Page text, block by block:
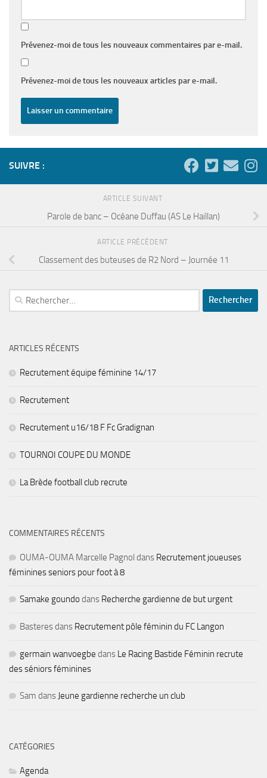
Prévenez-moi de tous les nouveaux commentaires par e-mail.
Prévenez-moi de tous les nouveaux articles par e-mail.
SUIVRE :
ARTICLE SUIVANT
Parole de banc – Océane Duffau (AS Le Haillan)
ARTICLE PRÉCÉDENT
Classement des buteuses de R2 Nord – Journée 11
Rechercher :
ARTICLES RÉCENTS
Recrutement équipe féminine 14/17
Recrutement
Recrutement u16/18 F Fc Gradignan
TOURNOI COUPE DU MONDE
La Brède football club recrute
COMMENTAIRES RÉCENTS
OUMA-OUMA Marcelle Pagnol dans Recrutement joueuses
féminines seniors pour foot à 8
Samake goundo dans Recherche gardienne de but urgent
Basteresdans Recrutement pôle féminin du FC Langon
germain wanvoegbe dans Le Racing Bastide Féminin recrute
des séniors féminines
Sam dans Jeune gardienne recherche un club
CATÉGORIES
Agenda